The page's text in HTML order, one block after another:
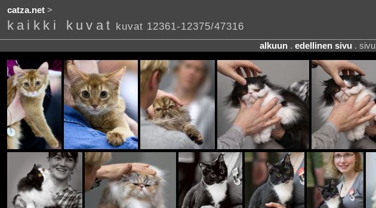
catza.net>
kaikki kuvat kuvat 12361-12375/47316
alkuun . edellinen sivu . sivu